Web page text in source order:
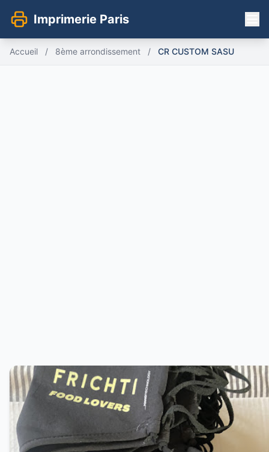
Imprimerie Paris
Accueil / 8ème arrondissement / CR CUSTOM SASU